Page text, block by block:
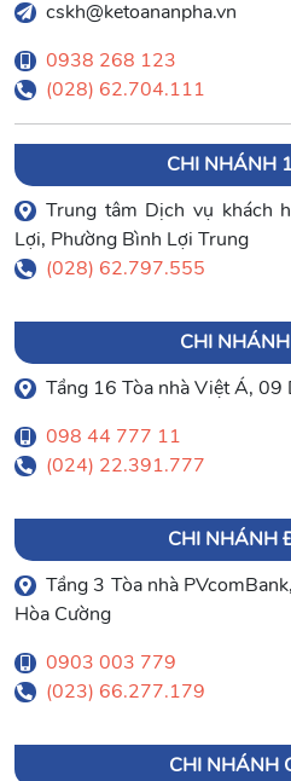
cskh@ketoananpha.vn
0938 268 123
(028) 62.704.111
CHI NHÁNH
Trung tâm Dịch vụ khách
Lợi, Phường Bình Lợi Trung
(028) 62.797.555
CHI
Tầng 16 Tòa nhà Việt Á, 09
098 44 777 11
(024) 22.391.777
CHI NHÁNH
Tầng 3 Tòa nhà
Hòa Cường
0903 003 779
(023) 66.277.179
CHI NHÁNH